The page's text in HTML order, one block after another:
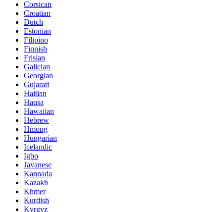
Corsican
Croatian
Dutch
Estonian
Filipino
Finnish
Frisian
Galician
Georgian
Gujarati
Haitian
Hausa
Hawaiian
Hebrew
Hmong
Hungarian
Icelandic
Igbo
Javanese
Kannada
Kazakh
Khmer
Kurdish
Kyrgyz